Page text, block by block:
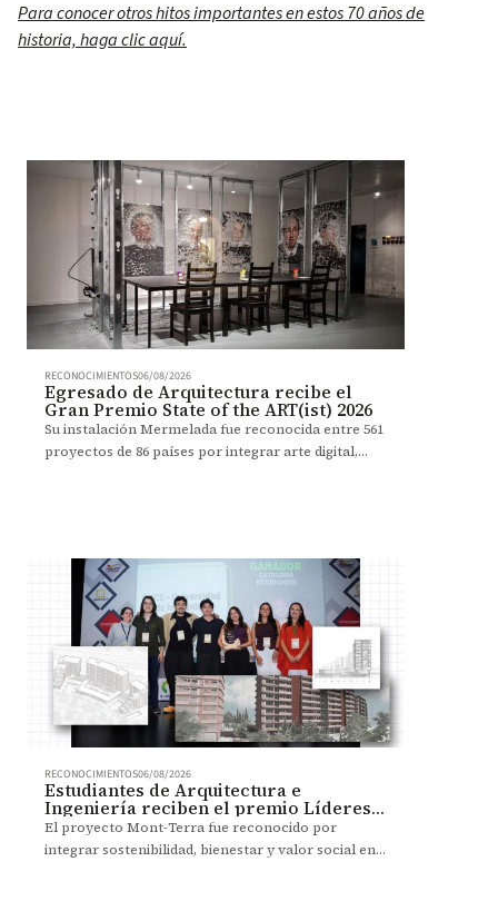
Para conocer otros hitos importantes en estos 70 años de
historia, haga clic aquí.
RECONOCIMIENTOS06/08/2026
Egresado de Arquitectura recibe el
Gran Premio State of the ART(ist) 2026
Su instalación Mermelada fue reconocida entre 561
proyectos de 86 países por integrar arte digital,
RECONOCIMIENTOS06/08/2026
Estudiantes de Arquitectura e
Ingeniería reciben el premio Líderes
que Transforman
El proyecto Mont-Terra fue reconocido por
integrar sostenibilidad, bienestar y valor social en